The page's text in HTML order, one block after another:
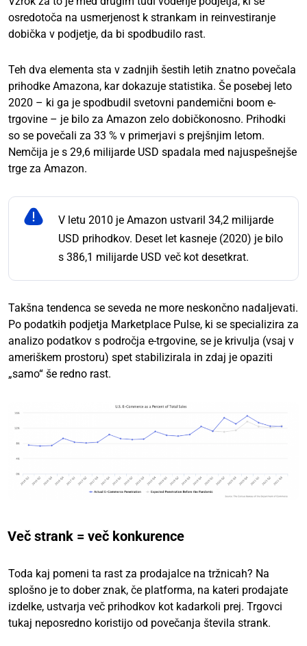
osredotoča na usmerjenost k strankam in reinvestiranje
dobička v podjetje, da bi spodbudilo rast.
Teh dva elementa sta v zadnjih šestih letih znatno povečala
prihodke Amazona, kar dokazuje statistika. Še posebej leto
2020 – ki ga je spodbudil svetovni pandemični boom e-
trgovine – je bilo za Amazon zelo dobičkonosno. Prihodki
so se povečali za 33 % v primerjavi s prejšnjim letom.
Nemčija je s 29,6 milijarde USD spadala med najuspešnejše
trge za Amazon.
V letu 2010 je Amazon ustvaril 34,2 milijarde
USD prihodkov. Deset let kasneje (2020) je bilo
s 386,1 milijarde USD več kot desetkrat.
Takšna tendenca se seveda ne more neskončno nadaljevati.
Po podatkih podjetja Marketplace Pulse, ki se specializira za
analizo podatkov s področja e-trgovine, se je krivulja (vsaj v
ameriškem prostoru) spet stabilizirala in zdaj je opaziti
„samo“ še redno rast.
Več strank = več konkurence
Toda kaj pomeni ta rast za prodajalce na tržnicah? Na
splošno je to dober znak, če platforma, na kateri prodajate
izdelke, ustvarja več prihodkov kot kadarkoli prej. Trgovci
tukaj neposredno koristijo od povečanja števila strank.